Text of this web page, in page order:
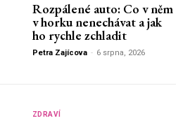
Rozpálené auto: Co v něm
v horku nenechávat a jak
ho rychle zchladit
Petra Zajícova - 6 srpna, 2026
ZDRAVÍ